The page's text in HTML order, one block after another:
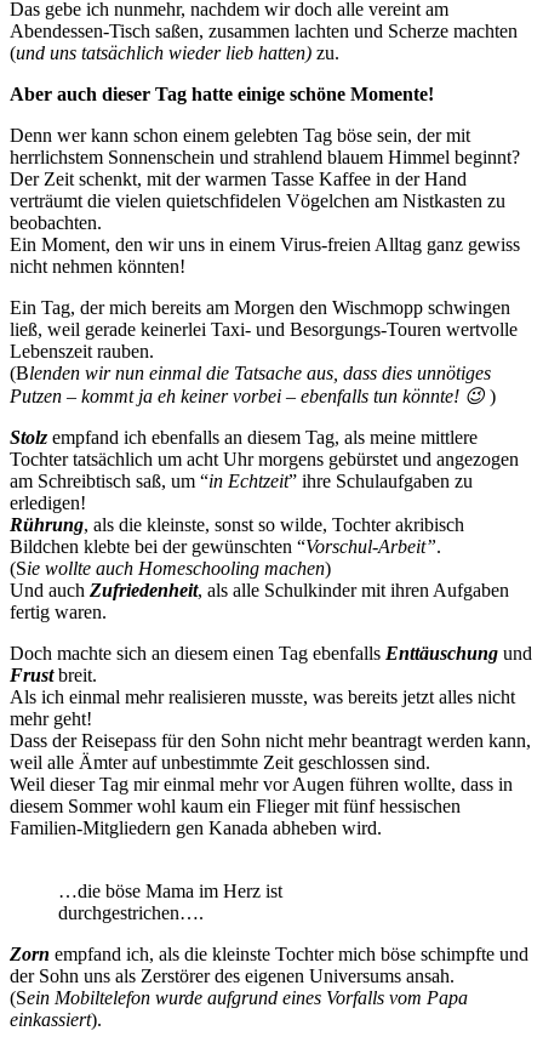
Das gebe ich nunmehr, nachdem wir doch alle vereint am
Abendessen-Tisch saßen, zusammen lachten und Scherze machten
(und uns tatsächlich wieder lieb hatten) zu.
Aber auch dieser Tag hatte einige schöne Momente!
Denn wer kann schon einem gelebten Tag böse sein, der mit
herrlichstem Sonnenschein und strahlend blauem Himmel beginnt?
Der Zeit schenkt, mit der warmen Tasse Kaffee in der Hand
verträumt die vielen quietschfidelen Vögelchen am Nistkasten zu
beobachten.
Ein Moment, den wir uns in einem Virus-freien Alltag ganz gewiss
nicht nehmen könnten!
Ein Tag, der mich bereits am Morgen den Wischmopp schwingen
ließ, weil gerade keinerlei Taxi- und Besorgungs-Touren wertvolle
Lebenszeit rauben.
(Blenden wir nun einmal die Tatsache aus, dass dies unnötiges
Putzen – kommt ja eh keiner vorbei – ebenfalls tun könnte! 😉 )
Stolz empfand ich ebenfalls an diesem Tag, als meine mittlere
Tochter tatsächlich um acht Uhr morgens gebürstet und angezogen
am Schreibtisch saß, um “in Echtzeit” ihre Schulaufgaben zu
erledigen!
Rührung, als die kleinste, sonst so wilde, Tochter akribisch
Bildchen klebte bei der gewünschten “Vorschul-Arbeit”.
(Sie wollte auch Homeschooling machen)
Und auch Zufriedenheit, als alle Schulkinder mit ihren Aufgaben
fertig waren.
Doch machte sich an diesem einen Tag ebenfalls Enttäuschung und
Frust breit.
Als ich einmal mehr realisieren musste, was bereits jetzt alles nicht
mehr geht!
Dass der Reisepass für den Sohn nicht mehr beantragt werden kann,
weil alle Ämter auf unbestimmte Zeit geschlossen sind.
Weil dieser Tag mir einmal mehr vor Augen führen wollte, dass in
diesem Sommer wohl kaum ein Flieger mit fünf hessischen
Familien-Mitgliedern gen Kanada abheben wird.
…die böse Mama im Herz ist
durchgestrichen….
Zorn empfand ich, als die kleinste Tochter mich böse schimpfte und
der Sohn uns als Zerstörer des eigenen Universums ansah.
(Sein Mobiltelefon wurde aufgrund eines Vorfalls vom Papa
einkassiert).